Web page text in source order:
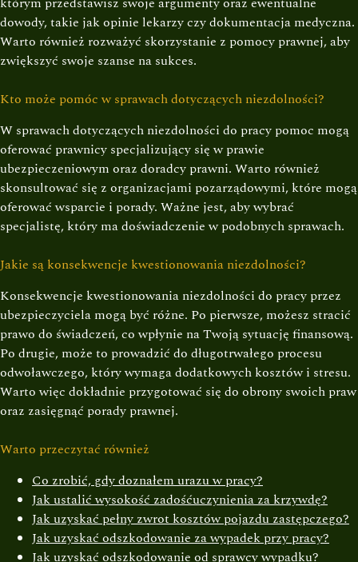
dowody, takie jak opinie lekarzy czy dokumentacja medyczna.
Warto również rozważyć skorzystanie z pomocy prawnej, aby
zwiększyć swoje szanse na sukces.
Kto może pomóc w sprawach dotyczących niezdolności?
W sprawach dotyczących niezdolności do pracy pomoc mogą
oferować prawnicy specjalizujący się w prawie
ubezpieczeniowym oraz doradcy prawni. Warto również
skonsultować się z organizacjami pozarządowymi, które mogą
oferować wsparcie i porady. Ważne jest, aby wybrać
specjalistę, który ma doświadczenie w podobnych sprawach.
Jakie są konsekwencje kwestionowania niezdolności?
Konsekwencje kwestionowania niezdolności do pracy przez
ubezpieczyciela mogą być różne. Po pierwsze, możesz stracić
prawo do świadczeń, co wpłynie na Twoją sytuację finansową.
Po drugie, może to prowadzić do długotrwałego procesu
odwoławczego, który wymaga dodatkowych kosztów i stresu.
Warto więc dokładnie przygotować się do obrony swoich praw
oraz zasięgnąć porady prawnej.
Warto przeczytać również
Co zrobić, gdy doznałem urazu w pracy?
Jak ustalić wysokość zadośćuczynienia za krzywdę?
Jak uzyskać pełny zwrot kosztów pojazdu zastępczego?
Jak uzyskać odszkodowanie za wypadek przy pracy?
Jak uzyskać odszkodowanie od sprawcy wypadku?